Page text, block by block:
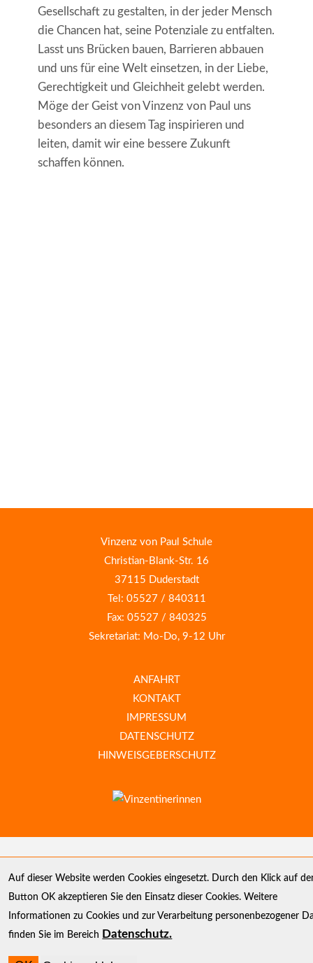
Gesellschaft zu gestalten, in der jeder Mensch
die Chancen hat, seine Potenziale zu entfalten.
Lasst uns Brücken bauen, Barrieren abbauen
und uns für eine Welt einsetzen, in der Liebe,
Gerechtigkeit und Gleichheit gelebt werden.
Möge der Geist von Vinzenz von Paul uns
besonders an diesem Tag inspirieren und
leiten, damit wir eine bessere Zukunft
schaffen können.
Vinzenz von Paul Schule
Christian-Blank-Str. 16
37115 Duderstadt
Tel: 05527 / 840311
Fax: 05527 / 840325
Sekretariat: Mo-Do, 9-12 Uhr
ANFAHRT
KONTAKT
IMPRESSUM
DATENSCHUTZ
HINWEISGEBERSCHUTZ
Auf dieser Website werden Cookies eingesetzt. Durch den Klick auf
Button OK akzeptieren Sie den Einsatz dieser Cookies. Weitere
Informationen zu Cookies und zur Verarbeitung personenbezogener
finden Sie im Bereich Datenschutz.